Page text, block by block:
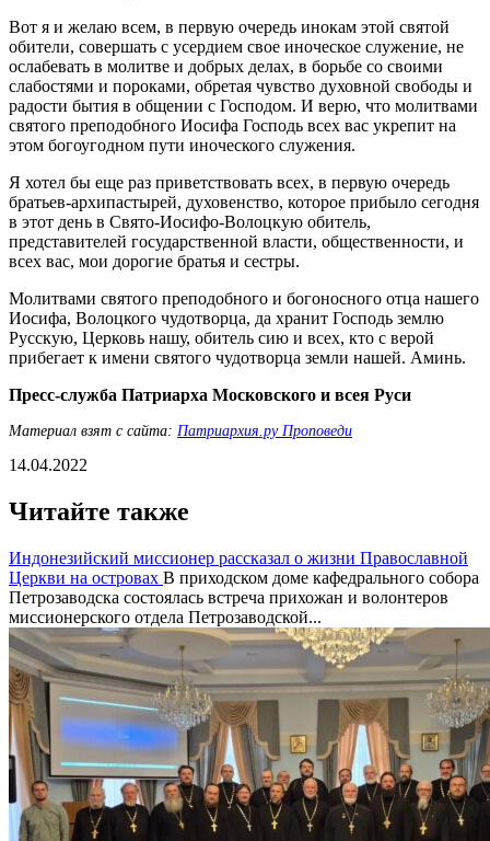
Вот я и желаю всем, в первую очередь инокам этой святой
обители, совершать с усердием свое иноческое служение, не
ослабевать в молитве и добрых делах, в борьбе со своими
слабостями и пороками, обретая чувство духовной свободы и
радости бытия в общении с Господом. И верю, что молитвами
святого преподобного Иосифа Господь всех вас укрепит на
этом богоугодном пути иноческого служения.
Я хотел бы еще раз приветствовать всех, в первую очередь
братьев-архипастырей, духовенство, которое прибыло сегодня
в этот день в Свято-Иосифо-Волоцкую обитель,
представителей государственной власти, общественности, и
всех вас, мои дорогие братья и сестры.
Молитвами святого преподобного и богоносного отца нашего
Иосифа, Волоцкого чудотворца, да хранит Господь землю
Русскую, Церковь нашу, обитель сию и всех, кто с верой
прибегает к имени святого чудотворца земли нашей. Аминь.
Пресс-служба Патриарха Московского и всея Руси
Материал взят с сайта: Патриархия.ру Проповеди
14.04.2022
Читайте также
Индонезийский миссионер рассказал о жизни Православной
Церкви на островах В приходском доме кафедрального собора
Петрозаводска состоялась встреча прихожан и волонтеров
миссионерского отдела Петрозаводской...